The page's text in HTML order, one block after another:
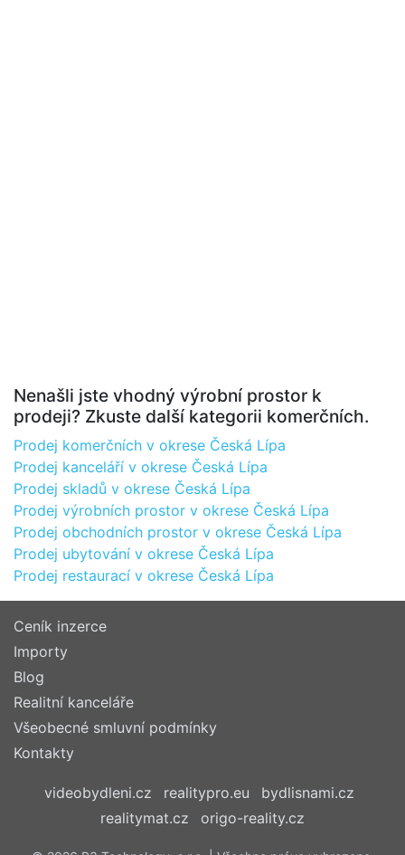
Nenašli jste vhodný výrobní prostor k
prodeji? Zkuste další kategorii komerčních.
Prodej komerčních v okrese Česká Lípa
Prodej kanceláří v okrese Česká Lípa
Prodej skladů v okrese Česká Lípa
Prodej výrobních prostor v okrese Česká Lípa
Prodej obchodních prostor v okrese Česká Lípa
Prodej ubytování v okrese Česká Lípa
Prodej restaurací v okrese Česká Lípa
Ceník inzerce
Importy
Blog
Realitní kanceláře
Všeobecné smluvní podmínky
Kontakty
videobydleni.cz realitypro.eu
bydlisnami.cz
realitymat.cz
origo-reality.cz